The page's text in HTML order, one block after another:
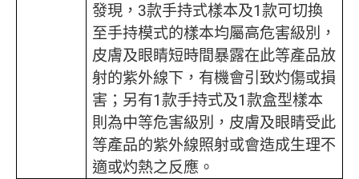
發現，3款手持式樣本及1款可切換
至手持模式的樣本均屬高危害級別，
皮膚及眼睛短時間暴露在此等產品放
射的紫外線下，有機會引致灼傷或損
害；另有1款手持式及1款盒型樣本
則為中等危害級別，皮膚及眼睛受此
等產品的紫外線照射或會造成生理不
適或灼熱之反應。